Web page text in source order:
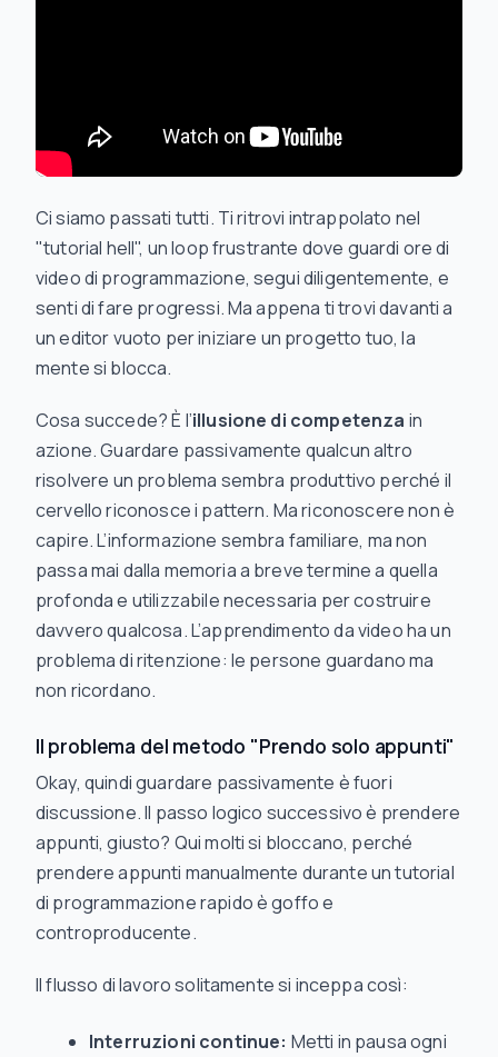
Ci siamo passati tutti. Ti ritrovi intrappolato nel
"tutorial hell", un loop frustrante dove guardi ore di
video di programmazione, segui diligentemente, e
senti di fare progressi. Ma appena ti trovi davanti a
un editor vuoto per iniziare un progetto tuo, la
mente si blocca.
Cosa succede? È l’illusione di competenza in
azione. Guardare passivamente qualcun altro
risolvere un problema sembra produttivo perché il
cervello riconosce i pattern. Ma riconoscere non è
capire. L’informazione sembra familiare, ma non
passa mai dalla memoria a breve termine a quella
profonda e utilizzabile necessaria per costruire
davvero qualcosa. L’apprendimento da video ha un
problema di ritenzione: le persone guardano ma
non ricordano.
Il problema del metodo "Prendo solo appunti"
Okay, quindi guardare passivamente è fuori
discussione. Il passo logico successivo è prendere
appunti, giusto? Qui molti si bloccano, perché
prendere appunti manualmente durante un tutorial
di programmazione rapido è goffo e
controproducente.
Il flusso di lavoro solitamente si inceppa così:
Interruzioni continue: Metti in pausa ogni